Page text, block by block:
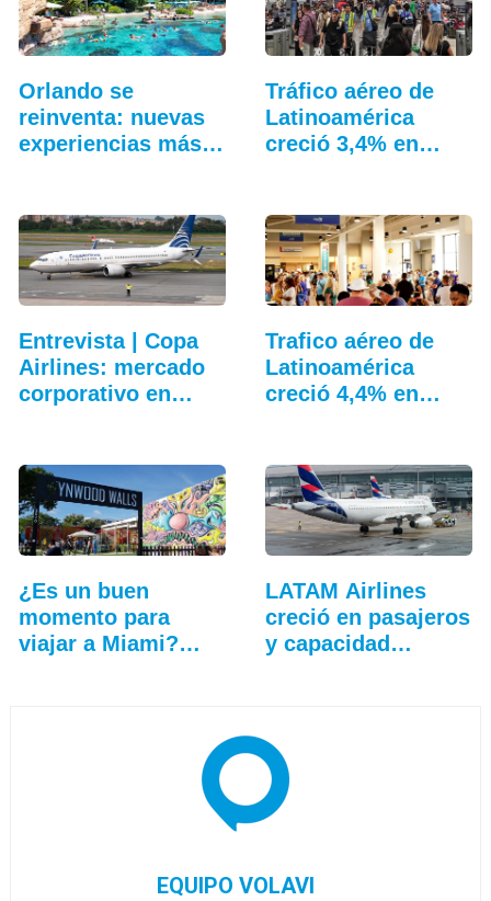
Orlando se
reinventa: nuevas
experiencias más
Tráfico aéreo de
Latinoamérica
creció 3,4% en
Entrevista | Copa
Airlines: mercado
corporativo en…
Trafico aéreo de
Latinoamérica
creció 4,4% en
¿Es un buen
momento para
viajar a Miami?
LATAM Airlines
creció en pasajeros
y capacidad
EQUIPO VOLAVI